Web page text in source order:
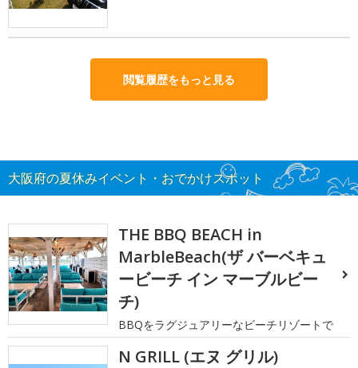
閲覧履歴をもっと見る
大阪府の夏休みイベント・おでかけスポット
THE BBQ BEACH in
MarbleBeach(ザ バーベキュ
ービーチ イン マーブルビー
チ)
BBQをラグジュアリーなビーチリゾートで
N GRILL (エヌ グリル)